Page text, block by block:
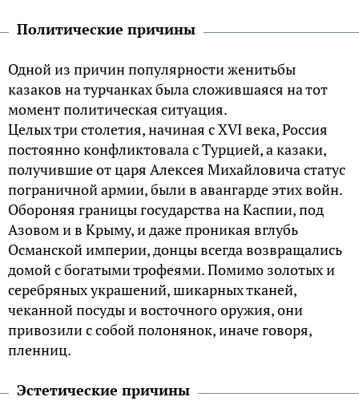
Политические причины
Одной из причин популярности женитьбы
казаков на турчанках была сложившаяся на тот
момент политическая ситуация.
Целых три столетия, начиная с XVI века, Россия
постоянно конфликтовала с Турцией, а казаки,
получившие от царя Алексея Михайловича статус
пограничной армии, были в авангарде этих войн.
Обороняя границы государства на Каспии, под
Азовом и в Крыму, и даже проникая вглубь
Османской империи, донцы всегда возвращались
домой с богатыми трофеями. Помимо золотых и
серебряных украшений, шикарных тканей,
чеканной посуды и восточного оружия, они
привозили с собой полонянок, иначе говоря,
пленниц.
Эстетические причины